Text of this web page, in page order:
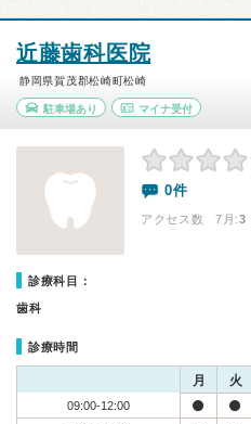
近藤歯科医院
静岡県賀茂郡松崎町松崎
駐車場あり マイナ受付
0件
アクセス数 7月:3
診療科目：
歯科
診療時間
月 火
09:00-12:00